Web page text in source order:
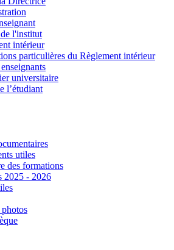
l'institut
intérieur
particulières du Règlement intérieur
universitaire
l’étudiant
utiles
des formations
2025 - 2026